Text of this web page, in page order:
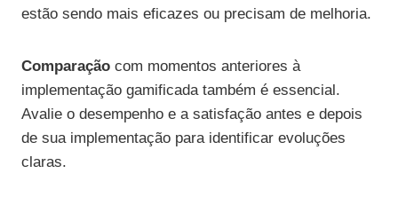
estão sendo mais eficazes ou precisam de melhoria.
Comparação com momentos anteriores à
implementação gamificada também é essencial.
Avalie o desempenho e a satisfação antes e depois
de sua implementação para identificar evoluções
claras.